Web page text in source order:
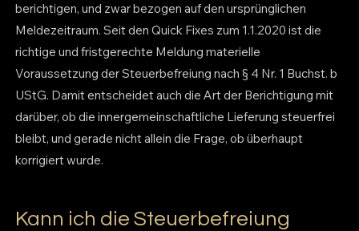
berichtigen, und zwar bezogen auf den ursprünglichen
Meldezeitraum. Seit den Quick Fixes zum 1.1.2020 ist die
richtige und fristgerechte Meldung materielle
Voraussetzung der Steuerbefreiung nach § 4 Nr. 1 Buchst. b
UStG. Damit entscheidet auch die Art der Berichtigung mit
darüber, ob die innergemeinschaftliche Lieferung steuerfrei
bleibt, und gerade nicht allein die Frage, ob überhaupt
korrigiert wurde.
Kann ich die Steuerbefreiung